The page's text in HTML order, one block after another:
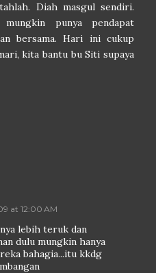
Diah masgul sendiri.
punya pendapat
bersama. Hari ini cukup
kita bantu bu Siti supaya
at 12:00 AM
lebih teruk dan
dulu mungkin hanya
bahagia...itu kkdg